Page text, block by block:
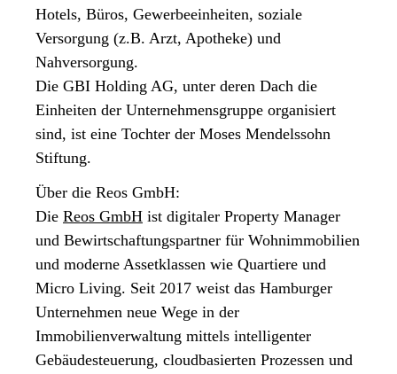
Hotels, Büros, Gewerbeeinheiten, soziale
Versorgung (z.B. Arzt, Apotheke) und
Nahversorgung.
Die GBI Holding AG, unter deren Dach die
Einheiten der Unternehmensgruppe organisiert
sind, ist eine Tochter der Moses Mendelssohn
Stiftung.
Über die Reos GmbH:
Die Reos GmbH ist digitaler Property Manager
und Bewirtschaftungspartner für Wohnimmobilien
und moderne Assetklassen wie Quartiere und
Micro Living. Seit 2017 weist das Hamburger
Unternehmen neue Wege in der
Immobilienverwaltung mittels intelligenter
Gebäudesteuerung, cloudbasierten Prozessen und